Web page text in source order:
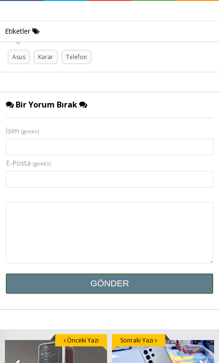
Etiketler
Asus Karar Telefon
Bir Yorum Bırak
İsim (gerekli)
E-Posta (gerekli)
Önceki Yazı Sonraki Yazı